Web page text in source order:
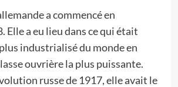
a commencé en
Elle a eu lieu dans ce qui était
industrialisé du monde en
ouvrière la plus puissante.
russe de 1917, elle avait le